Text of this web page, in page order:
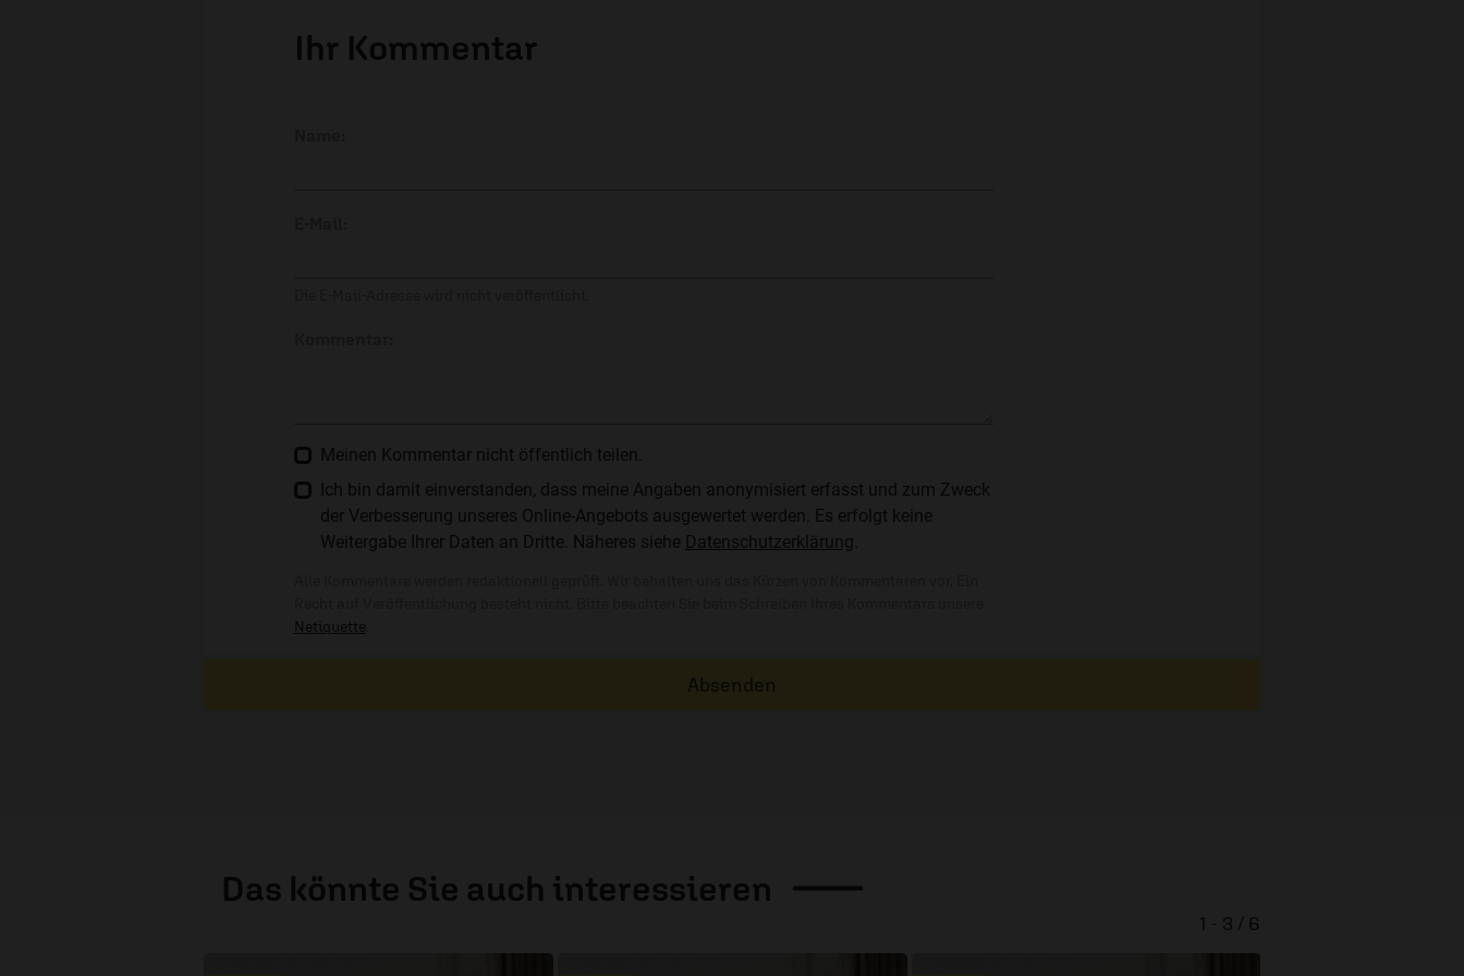
Ihr Kommentar
Meinen Kommentar nicht öffentlich teilen.
Ich bin damit einverstanden, dass meine Angaben anonymisiert erfasst und zum Zweck
der Verbesserung unseres Online-Angebots ausgewertet werden. Es erfolgt keine
Weitergabe Ihrer Daten an Dritte. Näheres siehe Datenschutzerklärung
Netiquette
Absenden
Das könnte Sie auch interessieren
1 - 3 / 6